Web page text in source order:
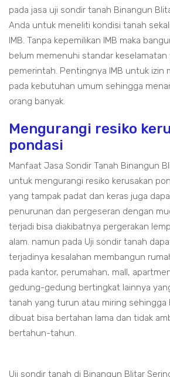
pada jasa uji sondir tanah Binangun
Anda untuk meneliti kondisi tanah
IMB. Tanpa kepemilikan IMB maka
belum memenuhi standar keselamatan
pemerintah. Pentingnya IMB untuk izin
pada kebutuhan umum sehingga
orang banyak.
Mengurangi resiko
pondasi
Manfaat Jasa Sondir Tanah Binangun
untuk mengurangi resiko kerusakan
yang tampak padat dan keras juga
penurunan dan pergeseran dengan
terjadi bisa diakibatnya pergerakan
alam. namun pada Uji sondir tanah
terjadinya kesalahan membangun
pada kantor, perumahan, mall,
gedung-gedung bertingkat lainnya
tanah yang turun atau miring sehingga
dibuat bisa bertahan lama dan tidak
bertahun-tahun.
Uji sondir tanah di Binangun Blitar